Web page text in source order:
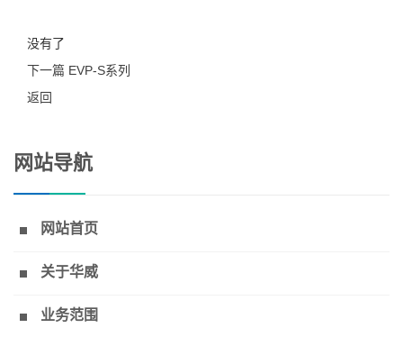
没有了
下一篇 EVP-S系列
返回
网站导航
网站首页
关于华威
业务范围